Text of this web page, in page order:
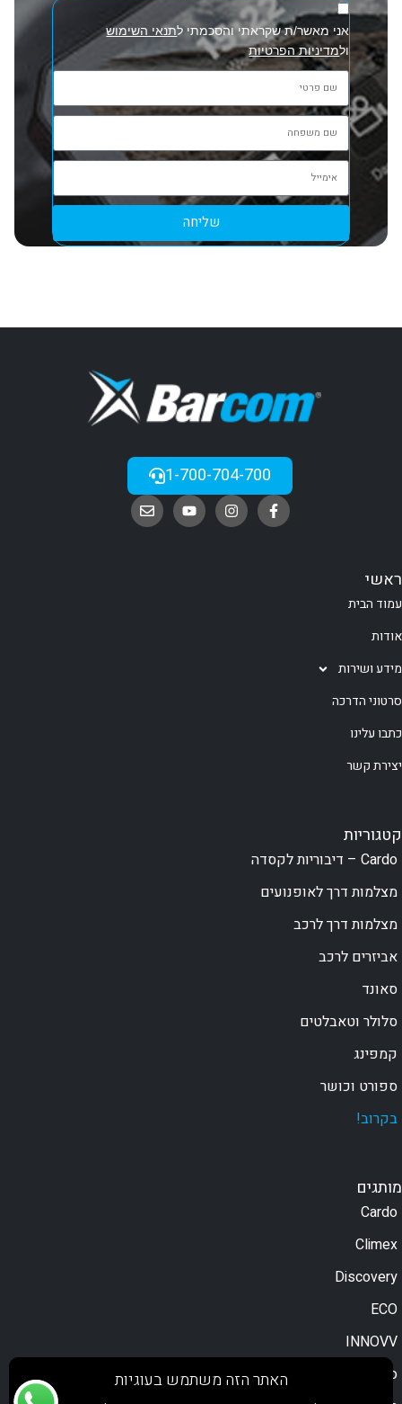
אני מאשר/ת שקראתי והסכמתי לתנאי השימוש
ולמדיניות הפרטיות
שליחה
1-700-704-700
ראשי
עמוד הבית
אודות
מידע ושירות
סרטוני הדרכה
כתבו עלינו
יצירת קשר
קטגוריות
Cardo – דיבוריות לקסדה
מצלמות דרך לאופנועים
מצלמות דרך לרכב
אביזרים לרכב
סאונד
סלולר וטאבלטים
קמפינג
ספורט וכושר
בקרוב!
מותגים
Cardo
Climex
Discovery
ECO
INNOVV
Moodo
האתר הזה משתמש בעוגיות